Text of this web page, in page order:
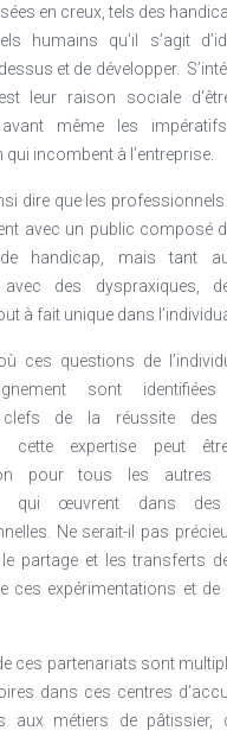
en creux, tels des
humains qu’il s’agit
et de développer.
leur raison sociale
avant même les
incombent à l’entreprise.
dire que les
avec un public composé
handicap, mais tant
avec des dyspraxiques,
à fait unique dans
ces questions de
sont
clefs de la réussite des
cette expertise peut
pour tous les autres
qui œuvrent dans des
Ne serait-il pas
partage et les transferts
ces expérimentations et
ces partenariats sont
dans ces centres
aux métiers de pâtissier,